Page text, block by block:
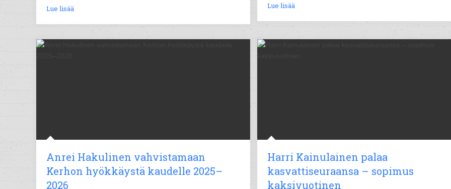
Lue lisää Lue lisää
Anrei Hakulinen vahvistamaan
Kerhon hyökkäystä kaudelle 2025–
2026
Harri Kainulainen palaa
kasvattiseuraansa – sopimus
kaksivuotinen